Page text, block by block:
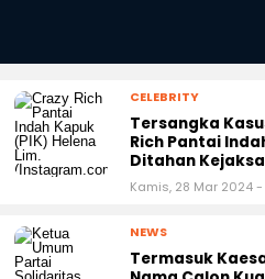
CELEBRITY
Tersangka
Rich Pantai
Ditahan
Kamis, 28 Mar 2024 -
NEWS
Termasuk